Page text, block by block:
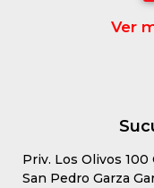
Ver
Priv. Los Olivos 100
San Pedro Garza